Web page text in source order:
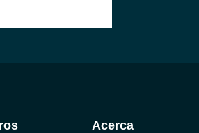
Acerca